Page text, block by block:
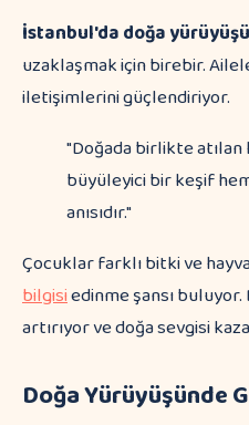
İstanbul'da doğa yürüyüşü
uzaklaşmak için birebir.
iletişimlerini güçlendiriyor.
"Doğada birlikte atılan
büyüleyici bir keşif
anısıdır."
Çocuklar farklı bitki ve
bilgisiedinme şansı
artırıyor ve doğa sevgisi
Doğa Yürüyüşünde